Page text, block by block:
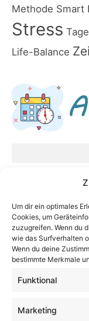
Um dir ein optimales
Cookies, um
zuzugreifen. Wenn du
wie das Surfverhalten
Wenn du deine
bestimmte Merkmale
Funktional
Marketing
Methode Smart
Stress
Life-Balance
Neueste
In
bevor Sie
Baby
Babys die
sollten Sie